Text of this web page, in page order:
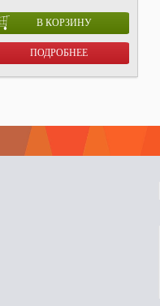
В КОРЗИНУ
ПОДРОБНЕЕ